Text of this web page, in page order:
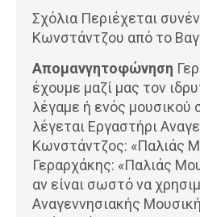
Σχόλια Περιέχεται
Κωνστάντζου από το
Απομανγητοφώνηση
έχουμε μαζί μας τον
λέγαμε ή ενός μουσικού
λέγεται Εργαστήρι
Κωνστάντζος: «Παλιάς
Γεραρχάκης: «Παλιάς
αν είναι σωστό να
Αναγεννησιακής